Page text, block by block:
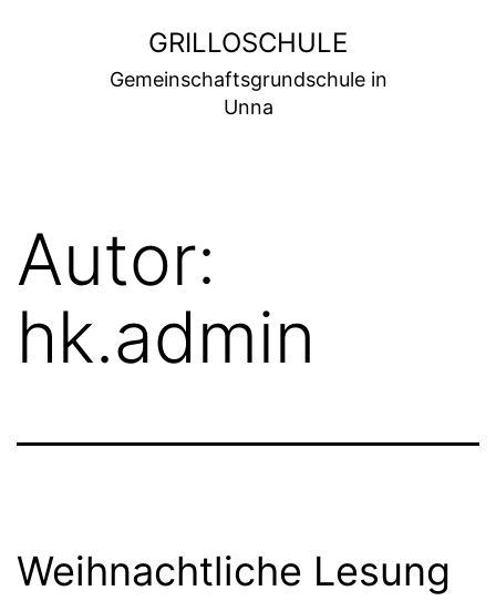
GRILLOSCHULE
Gemeinschaftsgrundschule in
Unna
Autor:
hk.admin
Weih­nacht­li­che Lesung